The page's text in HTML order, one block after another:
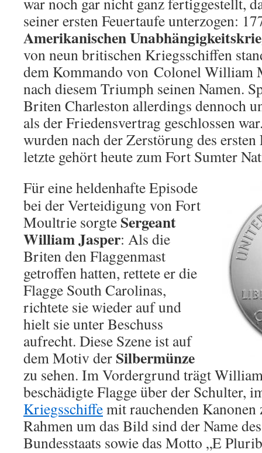
seiner ersten Feuertaufe unterzogen:
Amerikanischen
von neun britischen Kriegsschiffen
dem Kommando von Colonel William
nach diesem Triumph seinen Namen.
Briten Charleston allerdings dennoch
als der Friedensvertrag geschlossen
wurden nach der Zerstörung des
letzte gehört heute zum Fort Sumter
Für eine heldenhafte Episode
bei der Verteidigung von Fort
Moultrie sorgte Sergeant
William Jasper: Als die
Briten den Flaggenmast
getroffen hatten, rettete er die
Flagge South Carolinas,
richtete sie wieder auf und
hielt sie unter Beschuss
aufrecht. Diese Szene ist auf
dem Motiv der Silbermünze
zu sehen. Im Vordergrund trägt
beschädigte Flagge über der Schulter,
Kriegsschiffemit rauchenden
Rahmen um das Bild sind der Name
Bundesstaats sowie das Motto „E